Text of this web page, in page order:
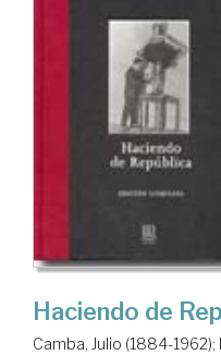
Haciendo de
Camba, Julio (1884-1962);